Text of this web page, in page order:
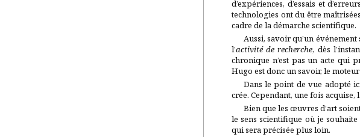
d’expériences, d’essais et
technologies ont du être
cadre de la démarche scientifique.
Aussi, savoir qu’un événement
l’activité de recherche, dès
chronique n’est pas un acte qui
Hugo est donc un savoir, le
Dans le point de vue adopté
crée. Cependant, une fois
Bien que les œuvres d’art
le sens scientifique où je
qui sera précisée plus loin.